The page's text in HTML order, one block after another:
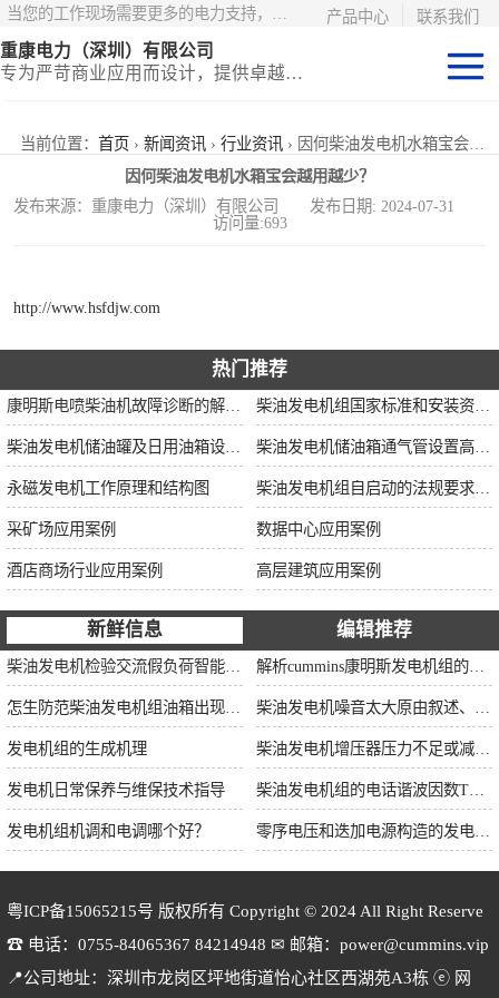
联系我们
产品中心
重康电力（深圳）有限公司
专为严苛商业应用而设计，提供卓越的价值和匹配的功能
当前位置： 首页 › 新闻资讯 › 行业资讯 › 因何柴油发电机水箱宝会越用越少？
因何柴油发电机水箱宝会越用越少？
发布来源：重康电力（深圳）有限公司 发布日期: 2024-07-31
访问量:693
http://www.hsfdjw.com
热门推荐
永磁发电机工作原理和结构图
采矿场应用案例 数据中心应用案例
酒店商场行业应用案例 高层建筑应用案例
新鲜信息 编辑推荐
发电机组的生成机理
发电机日常保养与维保技术指导
发电机组机调和电调哪个好？
粤ICP备15065215号 版权所有 Copyright © 2024 All Right Reserve
☎ 电话：0755-84065367 84214948 ✉ 邮箱：power@cummins.vip
📍公司地址：深圳市龙岗区坪地街道怡心社区西湖苑A3栋 ⓔ 网
静音型集装箱电
站
移动式挂车电站